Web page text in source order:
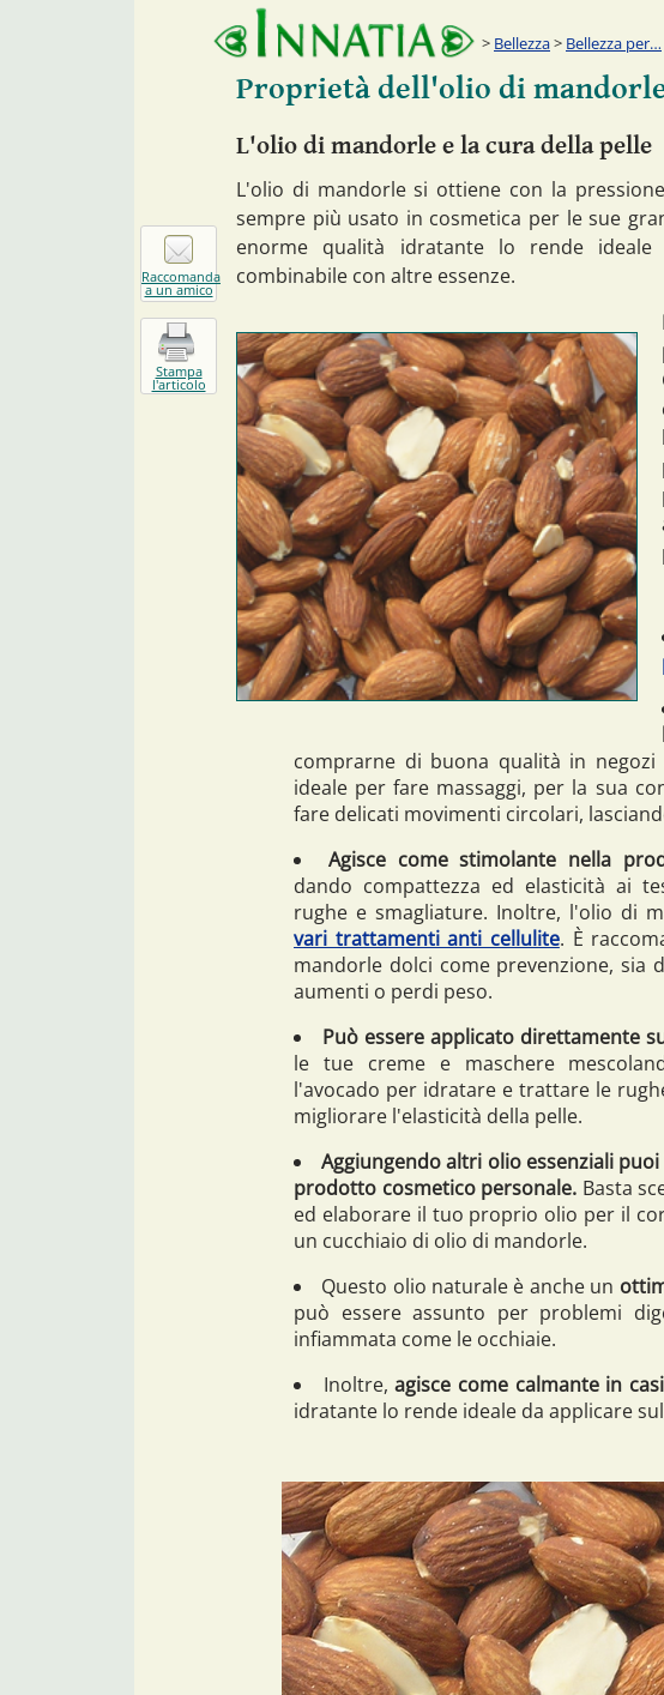
Bellezza> Bellezza per…
Proprietà dell'olio di
L'olio di mandorle e la cura della pelle
L'olio di mandorle si ottiene con la
sempre più usato in cosmetica per le sue
enorme qualità idratante lo rende
combinabile con altre essenze.
comprarne di buona qualità in
ideale per fare massaggi, per la sua
fare delicati movimenti circolari,
Agisce come stimolante nella
dando compattezza ed elasticità ai
rughe e smagliature. Inoltre, l'olio di
vari trattamenti anti cellulite. È
mandorle dolci come prevenzione, sia
aumenti o perdi peso.
Può essere applicato direttamente
le tue creme e maschere
l'avocado per idratare e trattare le
migliorare l'elasticità della pelle.
Aggiungendo altri olio essenziali
prodotto cosmetico personale. Basta
ed elaborare il tuo proprio olio per il
un cucchiaio di olio di mandorle.
Questo olio naturale è anche un
può essere assunto per problemi
infiammata come le occhiaie.
Inoltre,agisce come calmante in
idratante lo rende ideale da applicare
Raccomanda
a un amico
Stampa
l'articolo